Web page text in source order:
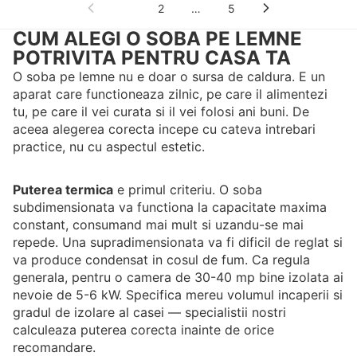
2 … 5
CUM ALEGI O SOBA PE LEMNE
POTRIVITA PENTRU CASA TA
O soba pe lemne nu e doar o sursa de caldura. E un
aparat care functioneaza zilnic, pe care il alimentezi
tu, pe care il vei curata si il vei folosi ani buni. De
aceea alegerea corecta incepe cu cateva intrebari
practice, nu cu aspectul estetic.
Puterea termica e primul criteriu. O soba
subdimensionata va functiona la capacitate maxima
constant, consumand mai mult si uzandu-se mai
repede. Una supradimensionata va fi dificil de reglat si
va produce condensat in cosul de fum. Ca regula
generala, pentru o camera de 30-40 mp bine izolata ai
nevoie de 5-6 kW. Specifica mereu volumul incaperii si
gradul de izolare al casei — specialistii nostri
calculeaza puterea corecta inainte de orice
recomandare.